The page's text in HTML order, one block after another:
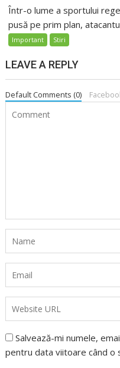
Într-o lume a sportului
pusă pe prim plan,
Important Stiri
LEAVE A REPLY
Default Comments (0)
Salvează-mi numele,
pentru data viitoare când o